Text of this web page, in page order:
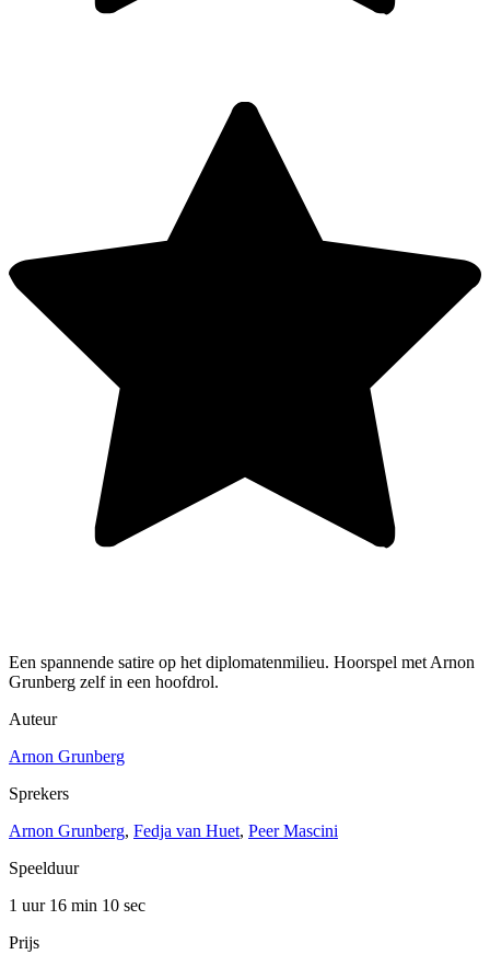
Een spannende satire op het diplomatenmilieu. Hoorspel met Arnon
Grunberg zelf in een hoofdrol.
Auteur
Arnon Grunberg
Sprekers
Arnon Grunberg, Fedja van Huet, Peer Mascini
Speelduur
1 uur 16 min 10 sec
Prijs